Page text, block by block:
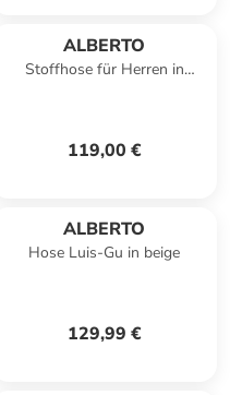
ALBERTO
Stoffhose für Herren in
119,00 €
ALBERTO
Hose Luis-Gu in beige
129,99 €